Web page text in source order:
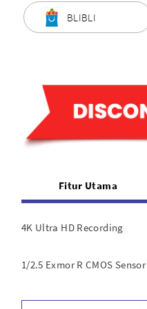
BLIBLI
Fitur Utama
4K Ultra HD Recording
1/2.5 Exmor R CMOS Sensor
8 Megapixels